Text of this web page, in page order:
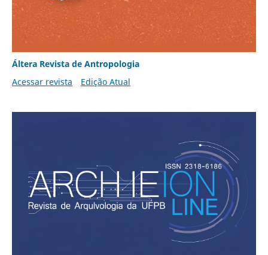
Áltera Revista de Antropologia
Acessar revista
Edição Atual